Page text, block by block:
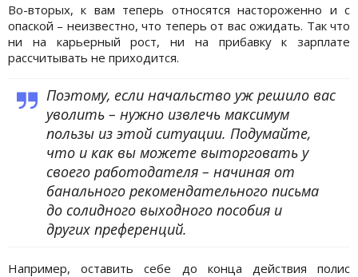
Во-вторых, к вам теперь относятся настороженно и с
опаской – неизвестно, что теперь от вас ожидать. Так что
ни на карьерный рост, ни на прибавку к зарплате
рассчитывать не приходится.
Поэтому, если начальство уж решило вас
уволить – нужно извлечь максимум
пользы из этой ситуации. Подумайте,
что и как вы можете выторговать у
своего работодателя – начиная от
банального рекомендательного письма
до солидного выходного пособия и
других преференций.
Например, оставить себе до конца действия полис